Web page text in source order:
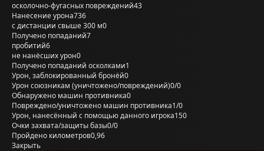
осколочно-фугасных повреждений43
Нанесение урона736
с дистанции свыше 300 м0
Получено попаданий7
пробитий6
не нанёсших урон0
Получено попаданий осколками1
Урон, заблокированный бронёй0
Урон союзникам (уничтожено/повреждений)0/0
Обнаружено машин противника0
Повреждено/уничтожено машин противника1/0
Урон, нанесённый с помощью данного игрока150
Очки захвата/защиты базы0/0
Пройдено километров0,96
Закрыть